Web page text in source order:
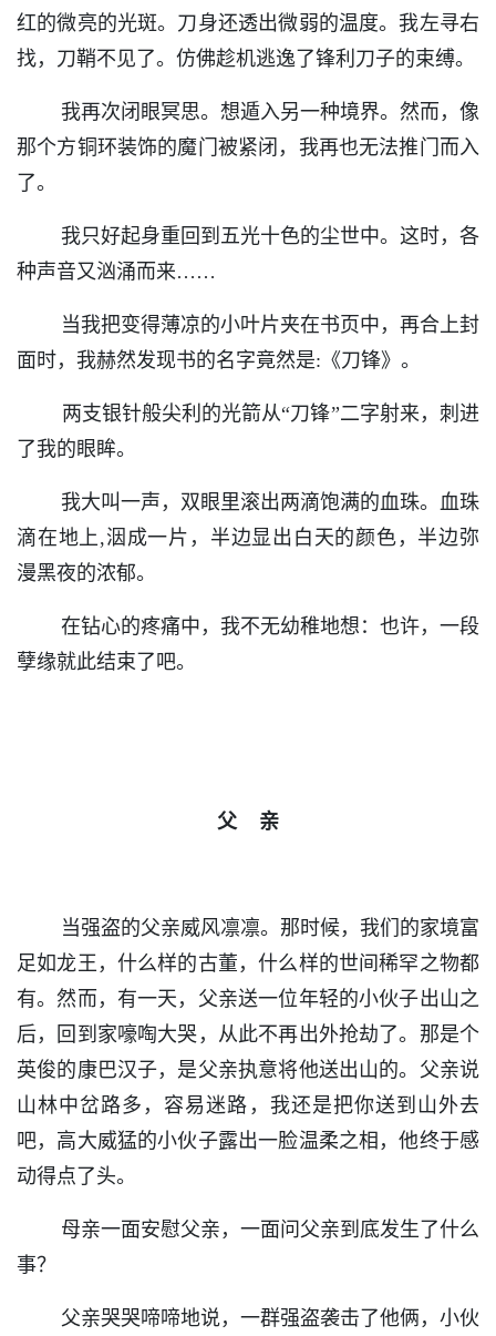
红的微亮的光斑。刀身还透出微弱的温度。我左寻右
找，刀鞘不见了。仿佛趁机逃逸了锋利刀子的束缚。
我再次闭眼冥思。想遁入另一种境界。然而，像
那个方铜环装饰的魔门被紧闭，我再也无法推门而入
了。
我只好起身重回到五光十色的尘世中。这时，各
种声音又汹涌而来……
当我把变得薄凉的小叶片夹在书页中，再合上封
面时，我赫然发现书的名字竟然是:《刀锋》。
两支银针般尖利的光箭从“刀锋”二字射来，刺进
了我的眼眸。
我大叫一声，双眼里滚出两滴饱满的血珠。血珠
滴在地上,洇成一片，半边显出白天的颜色，半边弥
漫黑夜的浓郁。
在钻心的疼痛中，我不无幼稚地想：也许，一段
孽缘就此结束了吧。
父 亲
当强盗的父亲威风凛凛。那时候，我们的家境富
足如龙王，什么样的古董，什么样的世间稀罕之物都
有。然而，有一天，父亲送一位年轻的小伙子出山之
后，回到家嚎啕大哭，从此不再出外抢劫了。那是个
英俊的康巴汉子，是父亲执意将他送出山的。父亲说
山林中岔路多，容易迷路，我还是把你送到山外去
吧，高大威猛的小伙子露出一脸温柔之相，他终于感
动得点了头。
母亲一面安慰父亲，一面问父亲到底发生了什么
事？
父亲哭哭啼啼地说，一群强盗袭击了他俩，小伙